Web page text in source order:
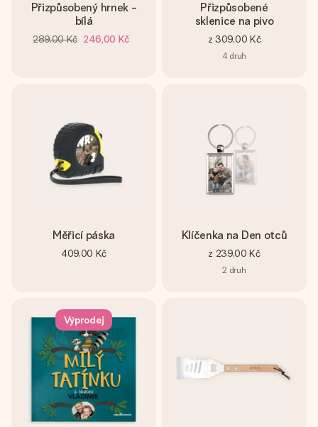
Přizpůsobený hrnek -
bílá
289,00 Kč 246,00 Kč
Přizpůsobené
sklenice na pivo
z 309,00 Kč
4 druh
Měřicí páska
409,00 Kč
Klíčenka na Den otců
z 239,00 Kč
2 druh
Výprodej